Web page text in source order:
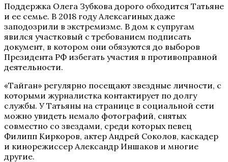
Поддержка Олега Зубкова дорого обходится Татьяне
и ее семье. В 2018 году Алексагиных даже
заподозрили в экстремизме. В дом к супругам
явился участковый с требованием подписать
документ, в котором они обязуются до выборов
Президента РФ избегать участия в противоправной
деятельности.
«Тайган» регулярно посещают звездные личности, с
которыми журналистка контактирует по долгу
службы. У Татьяны на странице в социальной сети
можно увидеть немало фотографий, снятых
совместно со звездами, среди которых певец
Филипп Киркоров, актер Андрей Соколов, каскадер
и кинорежиссер Александр Иншаков и многие
другие.